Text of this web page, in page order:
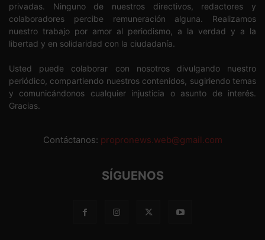
privadas. Ninguno de nuestros directivos, redactores y
colaboradores percibe remuneración alguna. Realizamos
nuestro trabajo por amor al periodismo, a la verdad y a la
libertad y en solidaridad con la ciudadanía.
Usted puede colaborar con nosotros divulgando nuestro
periódico, compartiendo nuestros contenidos, sugiriendo temas
y comunicándonos cualquier injusticia o asunto de interés.
Gracias.
Contáctanos: propronews.web@gmail.com
SÍGUENOS